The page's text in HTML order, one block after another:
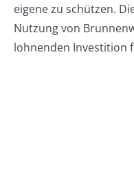
eigene zu schützen.
Nutzung von
lohnenden Investition